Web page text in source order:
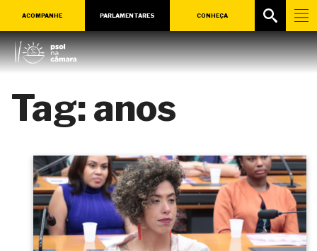
ACOMPANHE PARLAMENTARES CONHEÇA
Tag:anos